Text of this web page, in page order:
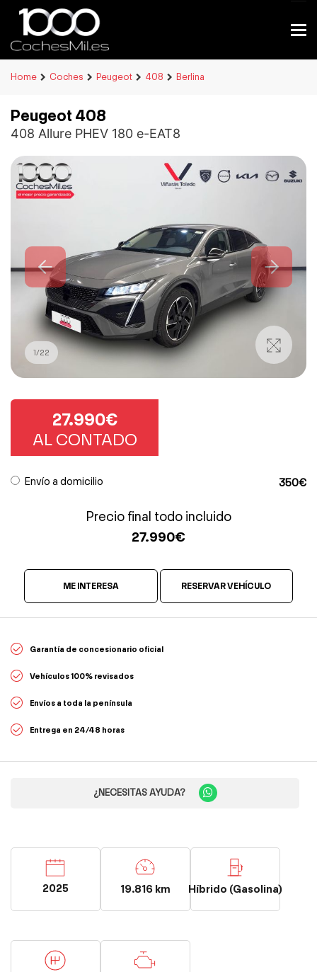
Home Coches Peugeot 408 Berlina
Peugeot 408
408 Allure PHEV 180 e-EAT8
1/22
27.990€
AL CONTADO
Envío a domicilio 350€
Precio final todo incluido
27.990€
ME INTERESA RESERVAR VEHÍCULO
Garantía de concesionario oficial
Vehículos 100% revisados
Envíos a toda la península
Entrega en 24/48 horas
¿NECESITAS AYUDA?
2025 19.816 km Híbrido (Gasolina)